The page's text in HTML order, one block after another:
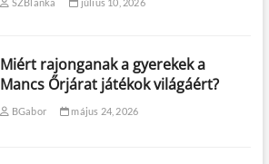
Miért rajonganak a gyerekek a
Mancs Őrjárat játékok világáért?
BGabor május 24, 2026